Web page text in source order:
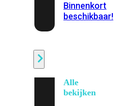
Binnenkort
beschikbaar!
Alle
bekijken